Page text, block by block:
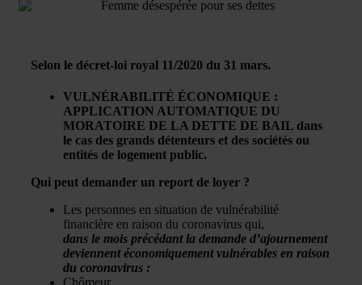
Selon le décret-loi royal 11/2020 du 31 mars.
VULNÉRABILITÉ ÉCONOMIQUE :
APPLICATION AUTOMATIQUE DU
MORATOIRE DE LA DETTE DE BAIL dans
le cas des grands détenteurs et des sociétés ou
entités de logement public.
Qui peut demander un report de loyer ?
Les personnes en situation de vulnérabilité
financière en raison du coronavirus qui,
dans le mois précédant la demande d’ajournement
deviennent économiquement vulnérables en raison
du coronavirus :